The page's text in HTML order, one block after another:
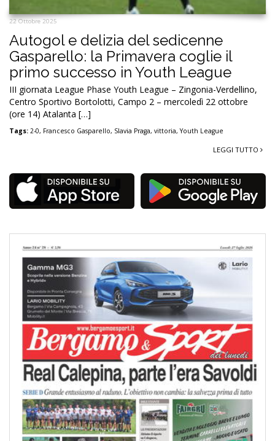
22 Ottobre 2025
Autogol e delizia del sedicenne
Gasparello: la Primavera coglie il
primo successo in Youth League
III giornata League Phase Youth League – Zingonia-Verdellino,
Centro Sportivo Bortolotti, Campo 2 – mercoledì 22 ottobre
(ore 14) Atalanta […]
Tags: 2-0, Francesco Gasparello, Slavia Praga, vittoria,Youth League
LEGGI TUTTO